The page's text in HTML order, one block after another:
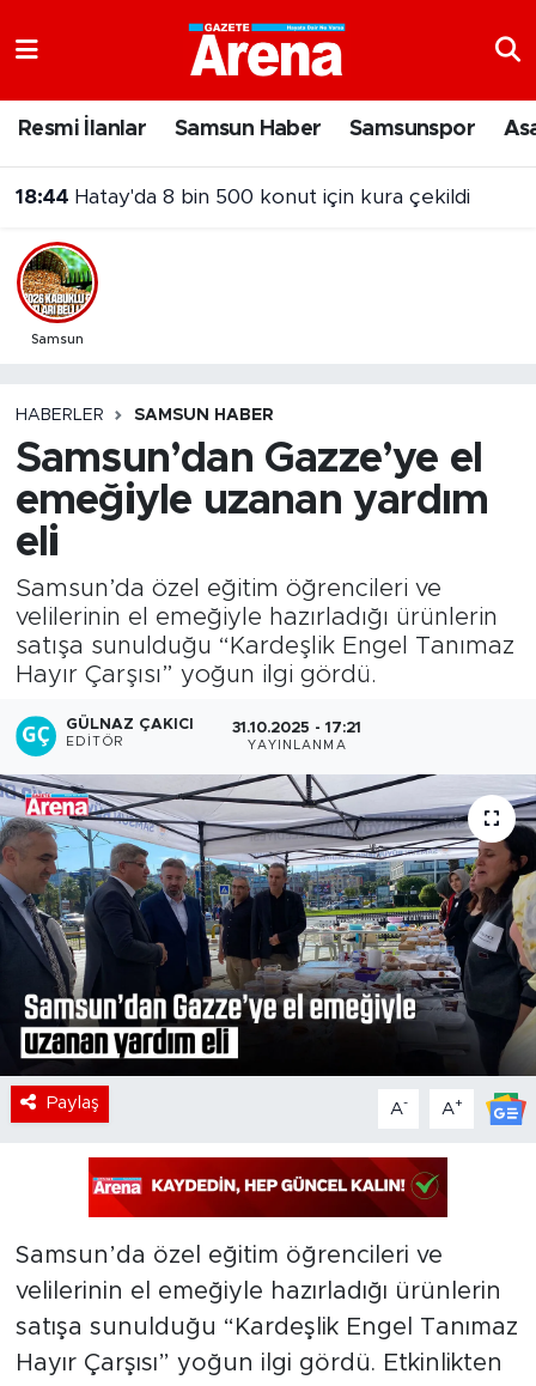
Resmi İlanlar Samsun Haber Samsunspor
18:44 Hatay'da 8 bin 500 konut için kura çekildi
Samsun
HABERLER SAMSUN HABER
Samsun’dan Gazze’ye el
emeğiyle uzanan yardım
eli
Samsun’da özel eğitim öğrencileri ve
velilerinin el emeğiyle hazırladığı ürünlerin
satışa sunulduğu “Kardeşlik Engel Tanımaz
Hayır Çarşısı” yoğun ilgi gördü.
GÜLNAZ ÇAKICI
EDITÖR
31.10.2025 - 17:21
YAYINLANMA
Paylaş A- A+
Samsun’da özel eğitim öğrencileri ve
velilerinin el emeğiyle hazırladığı ürünlerin
satışa sunulduğu “Kardeşlik Engel Tanımaz
Hayır Çarşısı” yoğun ilgi gördü. Etkinlikten
Samsun Namaz Vakitleri
Trafik Durumu
Süper Lig Puan Durumu ve Fikstür
Son Dakika Haberleri
Haber Arşivi